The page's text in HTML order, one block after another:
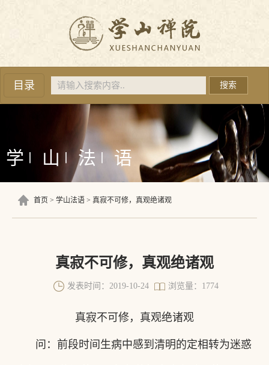
目录 搜索
学 山 法 语
首页 学山法语 真寂不可修，真观绝诸观
真寂不可修，真观绝诸观
发表时间：2019-10-24 浏览量：1774
真寂不可修，真观绝诸观
问：前段时间生病中感到清明的定相转为迷惑